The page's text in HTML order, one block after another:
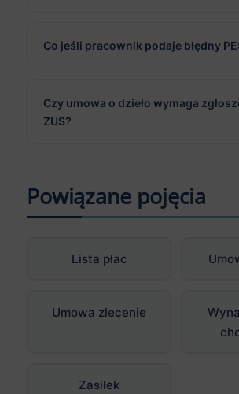
Co jeśli pracownik podaje błędny
Czy umowa o dzieło wymaga
ZUS?
Powiązane pojęcia
Lista płac
Umowa zlecenie
Zasiłek